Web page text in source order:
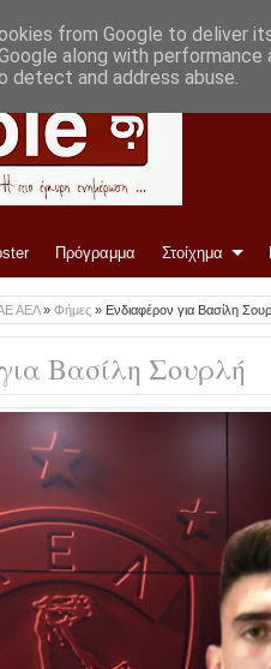
Πρόγραμμα Στοίχημα
ΑΕΛ» Φήμες » Ενδιαφέρον για Βασίλη
Βασίλη Σουρλή
from Google to deliver
along with
detect and address abuse.